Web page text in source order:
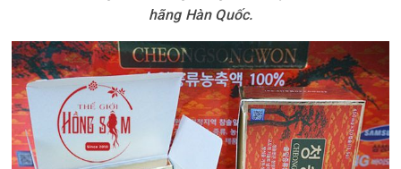
hãng Hàn Quốc.